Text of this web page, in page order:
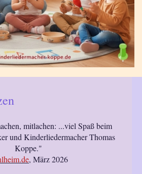
mitlachen: ...viel Spaß beim
und Kinderliedermacher Thomas
Koppe."
, März 2026